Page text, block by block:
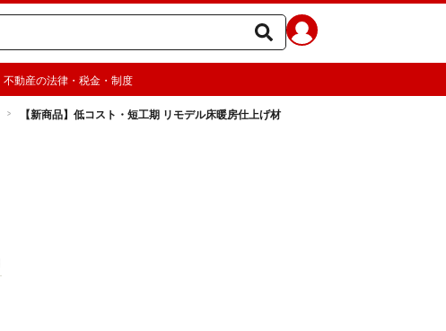
不動産の法律・税金・制度
【新商品】低コスト・短工期 リモデル床暖房仕上げ材